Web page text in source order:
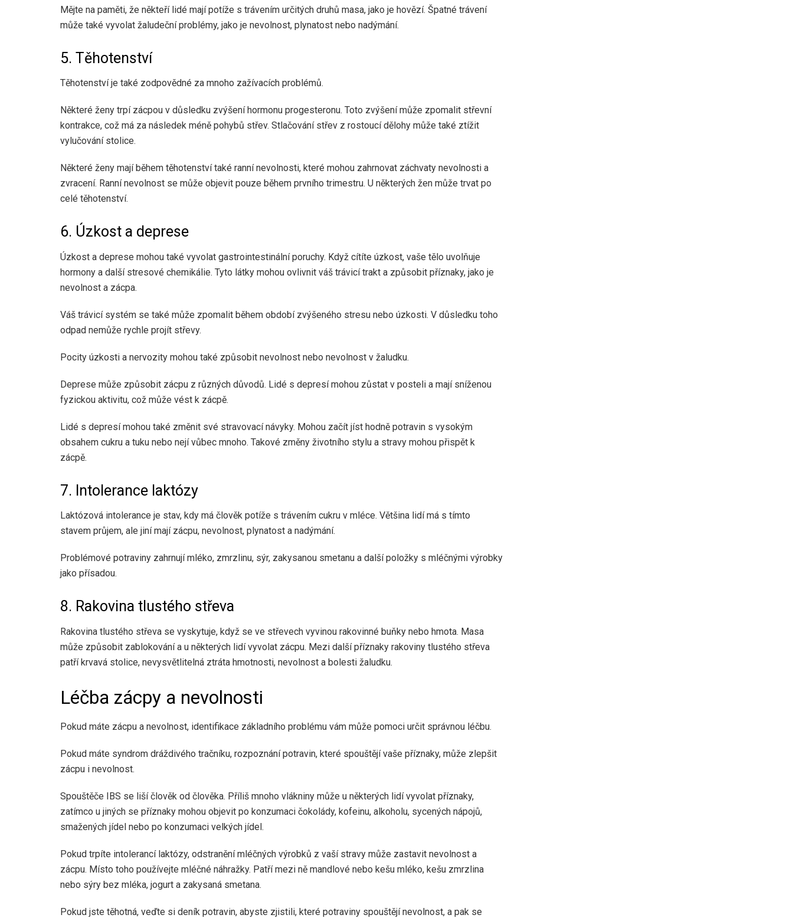
Mějte na paměti, že někteří lidé mají potíže s trávením určitých druhů masa, jako je hovězí. Špatné trávení
může také vyvolat žaludeční problémy, jako je nevolnost, plynatost nebo nadýmání.
5. Těhotenství
Těhotenství je také zodpovědné za mnoho zažívacích problémů.
Některé ženy trpí zácpou v důsledku zvýšení hormonu progesteronu. Toto zvýšení může zpomalit střevní
kontrakce, což má za následek méně pohybů střev. Stlačování střev z rostoucí dělohy může také ztížit
vylučování stolice.
Některé ženy mají během těhotenství také ranní nevolnosti, které mohou zahrnovat záchvaty nevolnosti a
zvracení. Ranní nevolnost se může objevit pouze během prvního trimestru. U některých žen může trvat po
celé těhotenství.
6. Úzkost a deprese
Úzkost a deprese mohou také vyvolat gastrointestinální poruchy. Když cítíte úzkost, vaše tělo uvolňuje
hormony a další stresové chemikálie. Tyto látky mohou ovlivnit váš trávicí trakt a způsobit příznaky, jako je
nevolnost a zácpa.
Váš trávicí systém se také může zpomalit během období zvýšeného stresu nebo úzkosti. V důsledku toho
odpad nemůže rychle projít střevy.
Pocity úzkosti a nervozity mohou také způsobit nevolnost nebo nevolnost v žaludku.
Deprese může způsobit zácpu z různých důvodů. Lidé s depresí mohou zůstat v posteli a mají sníženou
fyzickou aktivitu, což může vést k zácpě.
Lidé s depresí mohou také změnit své stravovací návyky. Mohou začít jíst hodně potravin s vysokým
obsahem cukru a tuku nebo nejí vůbec mnoho. Takové změny životního stylu a stravy mohou přispět k
zácpě.
7. Intolerance laktózy
Laktózová intolerance je stav, kdy má člověk potíže s trávením cukru v mléce. Většina lidí má s tímto
stavem průjem, ale jiní mají zácpu, nevolnost, plynatost a nadýmání.
Problémové potraviny zahrnují mléko, zmrzlinu, sýr, zakysanou smetanu a další položky s mléčnými výrobky
jako přísadou.
8. Rakovina tlustého střeva
Rakovina tlustého střeva se vyskytuje, když se ve střevech vyvinou rakovinné buňky nebo hmota. Masa
může způsobit zablokování a u některých lidí vyvolat zácpu. Mezi další příznaky rakoviny tlustého střeva
patří krvavá stolice, nevysvětlitelná ztráta hmotnosti, nevolnost a bolesti žaludku.
Léčba zácpy a nevolnosti
Pokud máte zácpu a nevolnost, identifikace základního problému vám může pomoci určit správnou léčbu.
Pokud máte syndrom dráždivého tračníku, rozpoznání potravin, které spouštějí vaše příznaky, může zlepšit
zácpu i nevolnost.
Spouštěče IBS se liší člověk od člověka. Příliš mnoho vlákniny může u některých lidí vyvolat příznaky,
zatímco u jiných se příznaky mohou objevit po konzumaci čokolády, kofeinu, alkoholu, sycených nápojů,
smažených jídel nebo po konzumaci velkých jídel.
Pokud trpíte intolerancí laktózy, odstranění mléčných výrobků z vaší stravy může zastavit nevolnost a
zácpu. Místo toho používejte mléčné náhražky. Patří mezi ně mandlové nebo kešu mléko, kešu zmrzlina
nebo sýry bez mléka, jogurt a zakysaná smetana.
Pokud jste těhotná, veďte si deník potravin, abyste zjistili, které potraviny spouštějí nevolnost, a pak se